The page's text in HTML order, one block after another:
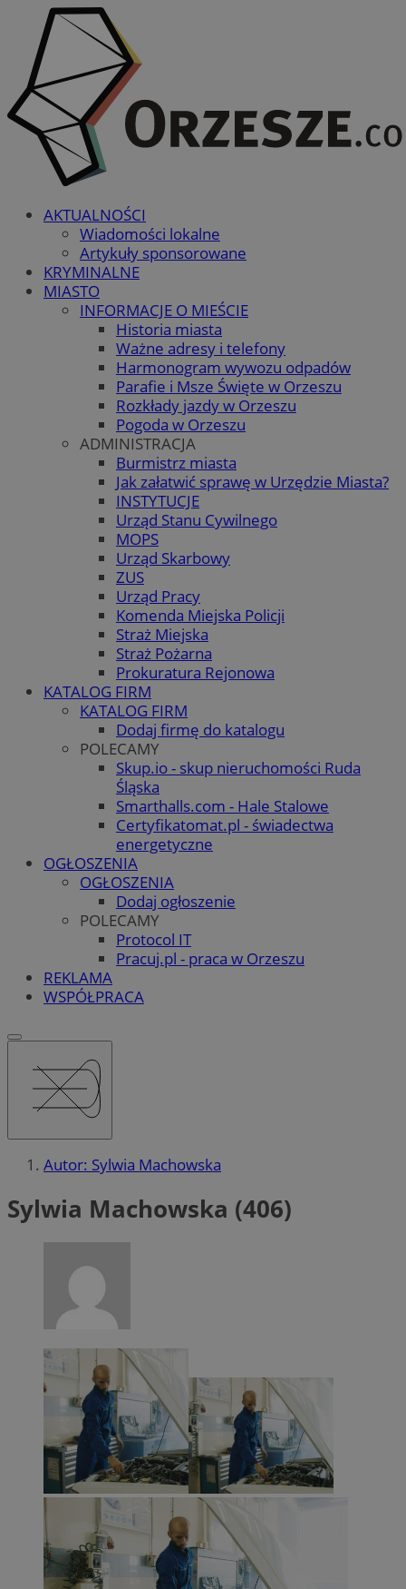
AKTUALNOŚCI
Wiadomości lokalne
Artykuły sponsorowane
KRYMINALNE
MIASTO
INFORMACJE O MIEŚCIE
Historia miasta
Ważne adresy i telefony
Harmonogram wywozu odpadów
Parafie i Msze Święte w Orzeszu
Rozkłady jazdy w Orzeszu
Pogoda w Orzeszu
ADMINISTRACJA
Burmistrz miasta
Jak załatwić sprawę w Urzędzie Miasta?
INSTYTUCJE
Urząd Stanu Cywilnego
MOPS
Urząd Skarbowy
ZUS
Urząd Pracy
Komenda Miejska Policji
Straż Miejska
Straż Pożarna
Prokuratura Rejonowa
KATALOG FIRM
KATALOG FIRM
Dodaj firmę do katalogu
POLECAMY
Skup.io - skup nieruchomości Ruda
Śląska
Smarthalls.com - Hale Stalowe
Certyfikatomat.pl - świadectwa
energetyczne
OGŁOSZENIA
OGŁOSZENIA
Dodaj ogłoszenie
POLECAMY
Protocol IT
Pracuj.pl - praca w Orzeszu
REKLAMA
WSPÓŁPRACA
Autor: Sylwia Machowska
Sylwia Machowska (406)